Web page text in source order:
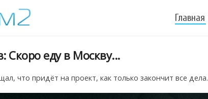
Главная
Скоро еду в Москву...
что придёт на проект, как только закончит все дела.